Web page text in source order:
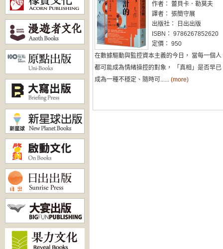
作者： 蕾貝卡．勒莫夫
譯者： 張簡守展
出版社： 日出出版
ISBN： 9786267852620
定價： 950
在數據驅動與監控資本主義的今日， 當每一個人
都可能成為情緒操控的對象， 「真相」是否早已
成為一種不穩定、隨時可...... (more)